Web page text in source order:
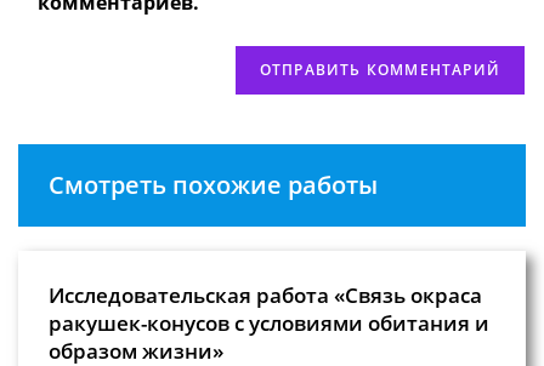
Смотреть похожие работы
Исследовательская работа «Связь окраса
ракушек-конусов с условиями обитания и
образом жизни»